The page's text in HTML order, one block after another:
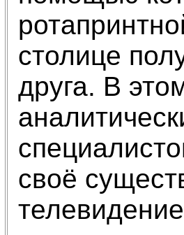
столице
друга. В
своё